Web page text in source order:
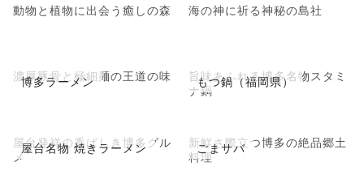
動物と植物に出会う癒しの森 海の神に祈る神秘の島社
博多ラーメン
濃厚豚骨と極細麺の王道の味 もつ鍋（福岡県）
旨味あふれる博多名物スタミ
ナ鍋
屋台名物 焼きラーメン
屋台発祥の香ばしき博多グル
メ
ごまサバ
新鮮さ際立つ博多の絶品郷土
料理